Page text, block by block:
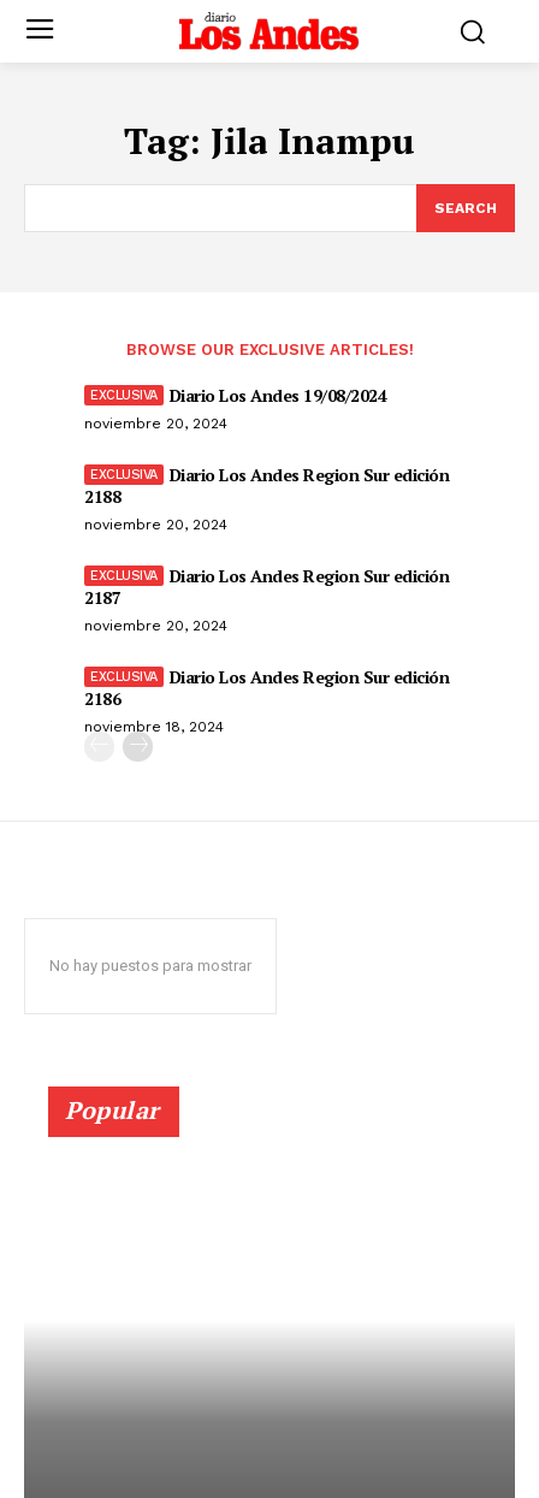
Tag: Jila Inampu
SEARCH
BROWSE OUR EXCLUSIVE ARTICLES!
Diario Los Andes 19/08/2024
noviembre 20, 2024
Diario Los Andes Region Sur edición
2188
noviembre 20, 2024
Diario Los Andes Region Sur edición
2187
noviembre 20, 2024
Diario Los Andes Region Sur edición
2186
noviembre 18, 2024
No hay puestos para mostrar
Popular